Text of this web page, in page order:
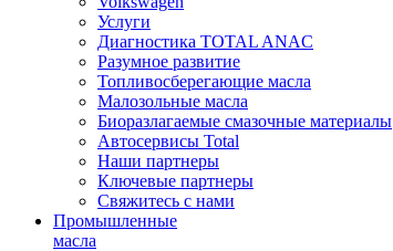
Услуги
Диагностика TOTAL ANAC
Разумное развитие
Топливосберегающие масла
Малозольные масла
Биоразлагаемые смазочные материалы
Автосервисы Total
Наши партнеры
Ключевые партнеры
Свяжитесь с нами
Промышленные
масла